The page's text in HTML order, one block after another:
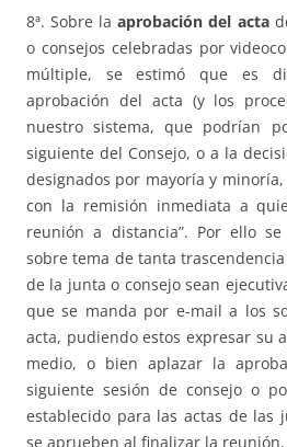
8ª. Sobre laaprobación del acta
o consejos celebradas por
múltiple, se estimó que es
aprobación del acta (y los
nuestro sistema, que podrían
siguiente del Consejo, o a la
designados por mayoría y
con la remisión inmediata a
reunión a distancia”. Por ello
sobre tema de tanta
de la junta o consejo sean
que se manda por e-mail a los
acta, pudiendo estos expresar su
medio, o bien aplazar la
siguiente sesión de consejo o
establecido para las actas de las
se aprueben al finalizar la reunión.